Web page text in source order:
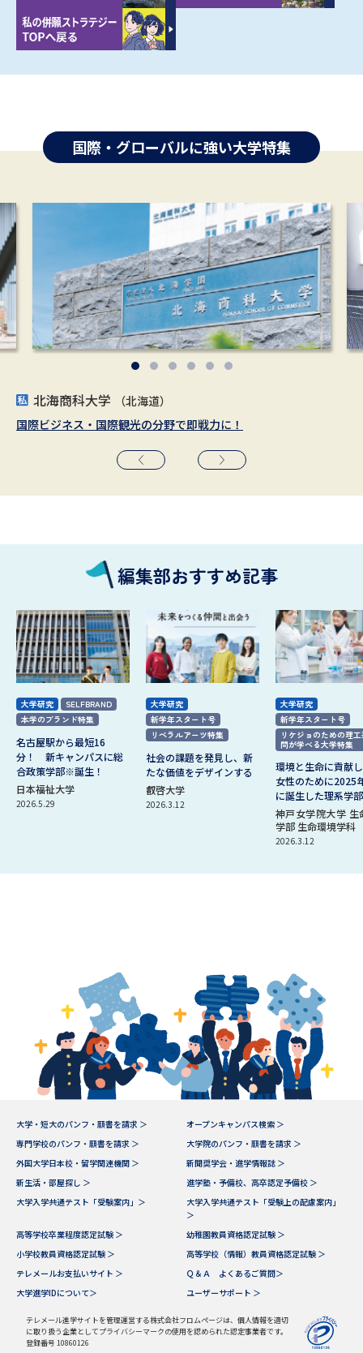
国際・グローバルに強い大学特集
北海商科大学
（北海道）
国際ビジネス・国際観光の分野で即戦力に！
大阪経済法科大学（大阪府）
世界中から集う仲間と共に学ぶ
大阪女学院大学／大阪女学院短期大学
都市型・国際教養教育の女子大で学び、大阪の中心から世界へ。
広島修道大学
（広島県）
国際平和文化都市広島から世界へ羽ばたく人材を育成
神奈川大学（神奈川県）
国際都市YOKOHAMAから、世界へ、そして未来へ
上智大学（東京都）
世界の叡智が集結する専門教育とグローバル教養教育
編集部おすすめ記事
大学研究
SELFBRAND
本学のブランド特集
名古屋駅から最短16
分！ 新キャンパスに総
合政策学部※誕生！
日本福祉大学
2026.5.29
大学研究
新学年スタート号
リベラルアーツ特集
社会の課題を発見し、新
たな価値をデザインする
叡啓大学
2026.3.12
大学研究
新学年スタート号
リケジョのための理
問が学べる大学特集
環境と生命に貢献
女性のために2025
に誕生した理系学部
神戸女学院大学 生
学部 生命環境学科
2026.3.12
大学・短大のパンフ・願書を請求 ＞
オープンキャンパス検索 ＞
専門学校のパンフ・願書を請求 ＞
大学院のパンフ・願書を請求 ＞
外国大学日本校・留学関連機関 ＞
新聞奨学会・進学情報誌 ＞
新生活・部屋探し ＞
進学塾・予備校、高卒認定予備校 ＞
大学入学共通テスト「受験案内」＞
大学入学共通テスト「受験上の配慮案内」
＞
高等学校卒業程度認定試験 ＞
幼稚園教員資格認定試験 ＞
小学校教員資格認定試験 ＞
高等学校（情報）教員資格認定試験 ＞
テレメールお支払いサイト ＞
Ｑ＆Ａ よくあるご質問＞
大学進学IDについて＞
ユーザーサポート ＞
テレメール進学サイトを管理運営する株式会社フロムページは、個人情報を適切
に取り扱う企業としてプライバシーマークの使用を認められた認定事業者です。
登録番号 10860126